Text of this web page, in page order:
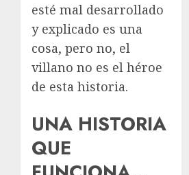
esté mal desarrollado
y explicado es una
cosa, pero no, el
villano no es el héroe
de esta historia.
UNA HISTORIA
QUE